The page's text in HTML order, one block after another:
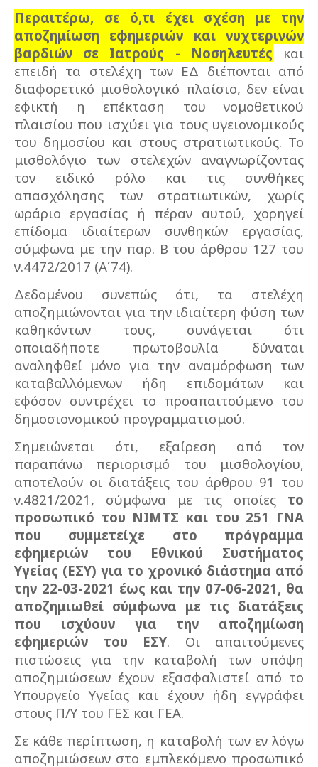
Περαιτέρω, σε ό,τι έχει σχέση με την
αποζημίωση εφημεριών και νυχτερινών
βαρδιών σε Ιατρούς - Νοσηλευτές και
επειδή τα στελέχη των ΕΔ διέπονται από
διαφορετικό μισθολογικό πλαίσιο, δεν είναι
εφικτή η επέκταση του νομοθετικού
πλαισίου που ισχύει για τους υγειονομικούς
του δημοσίου και στους στρατιωτικούς. Το
μισθολόγιο των στελεχών αναγνωρίζοντας
τον ειδικό ρόλο και τις συνθήκες
απασχόλησης των στρατιωτικών, χωρίς
ωράριο εργασίας ή πέραν αυτού, χορηγεί
επίδομα ιδιαίτερων συνθηκών εργασίας,
σύμφωνα με την παρ. Β του άρθρου 127 του
ν.4472/2017 (Α΄74).
Δεδομένου συνεπώς ότι, τα στελέχη
αποζημιώνονται για την ιδιαίτερη φύση των
καθηκόντων τους, συνάγεται ότι
οποιαδήποτε πρωτοβουλία δύναται
αναληφθεί μόνο για την αναμόρφωση των
καταβαλλόμενων ήδη επιδομάτων και
εφόσον συντρέχει το προαπαιτούμενο του
δημοσιονομικού προγραμματισμού.
Σημειώνεται ότι, εξαίρεση από τον
παραπάνω περιορισμό του μισθολογίου,
αποτελούν οι διατάξεις του άρθρου 91 του
ν.4821/2021, σύμφωνα με τις οποίες το
προσωπικό του ΝΙΜΤΣ και του 251 ΓΝΑ
που συμμετείχε στο πρόγραμμα
εφημεριών του Εθνικού Συστήματος
Υγείας (ΕΣΥ) για το χρονικό διάστημα από
την 22-03-2021 έως και την 07-06-2021, θα
αποζημιωθεί σύμφωνα με τις διατάξεις
που ισχύουν για την αποζημίωση
εφημεριών του ΕΣΥ. Οι απαιτούμενες
πιστώσεις για την καταβολή των υπόψη
αποζημιώσεων έχουν εξασφαλιστεί από το
Υπουργείο Υγείας και έχουν ήδη εγγράφει
στους Π/Υ του ΓΕΣ και ΓΕΑ.
Σε κάθε περίπτωση, η καταβολή των εν λόγω
αποζημιώσεων στο εμπλεκόμενο προσωπικό